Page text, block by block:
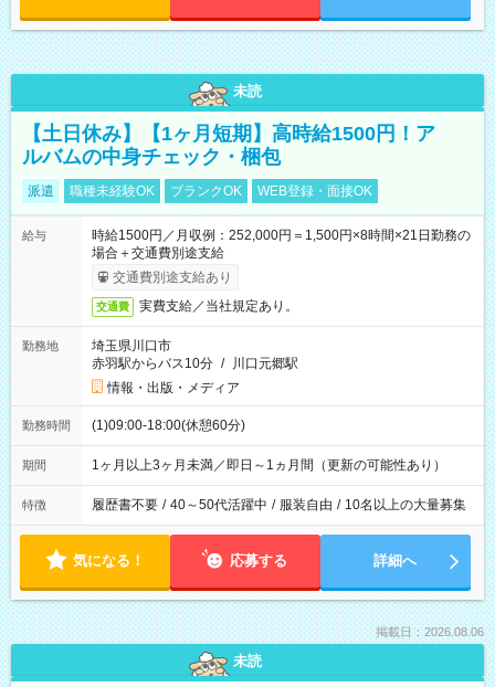
未読
【土日休み】【1ヶ月短期】高時給1500円！ア
ルバムの中身チェック・梱包
派遣 職種未経験OK ブランクOK WEB登録・面接OK
給与
時給1500円／月収例：252,000円＝1,500円×8時間×21日勤務の
場合＋交通費別途支給
交通費別途支給あり
交通費 実費支給／当社規定あり。
勤務地
埼玉県川口市
赤羽駅からバス10分 / 川口元郷駅
情報・出版・メディア
勤務時間 (1)09:00-18:00(休憩60分)
期間 1ヶ月以上3ヶ月未満／即日～1ヵ月間（更新の可能性あり）
特徴 履歴書不要 / 40～50代活躍中 / 服装自由 / 10名以上の大量募集
気になる！ 応募する 詳細へ
掲載日：2026.08.06
未読